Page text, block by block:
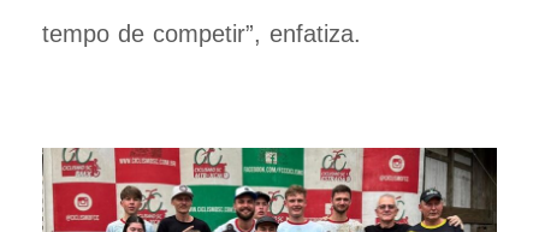
tempo de competir”, enfatiza.